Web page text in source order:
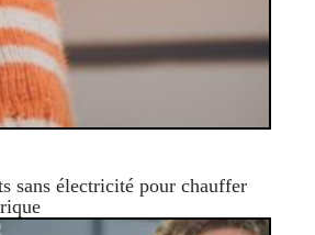
sans électricité pour chauffer